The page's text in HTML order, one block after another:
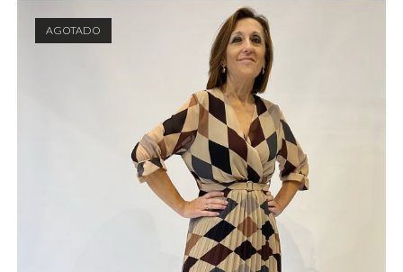
AGOTADO